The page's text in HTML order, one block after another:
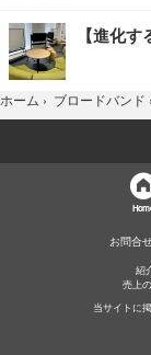
【進化す
ホーム › ブロードバンド
お問合
紹
売上
当サイトに